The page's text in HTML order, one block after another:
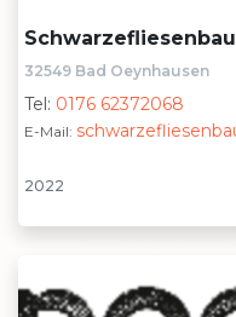
32549 Bad Oeynhausen
Tel: 0176 62372068
E-Mail:
2022